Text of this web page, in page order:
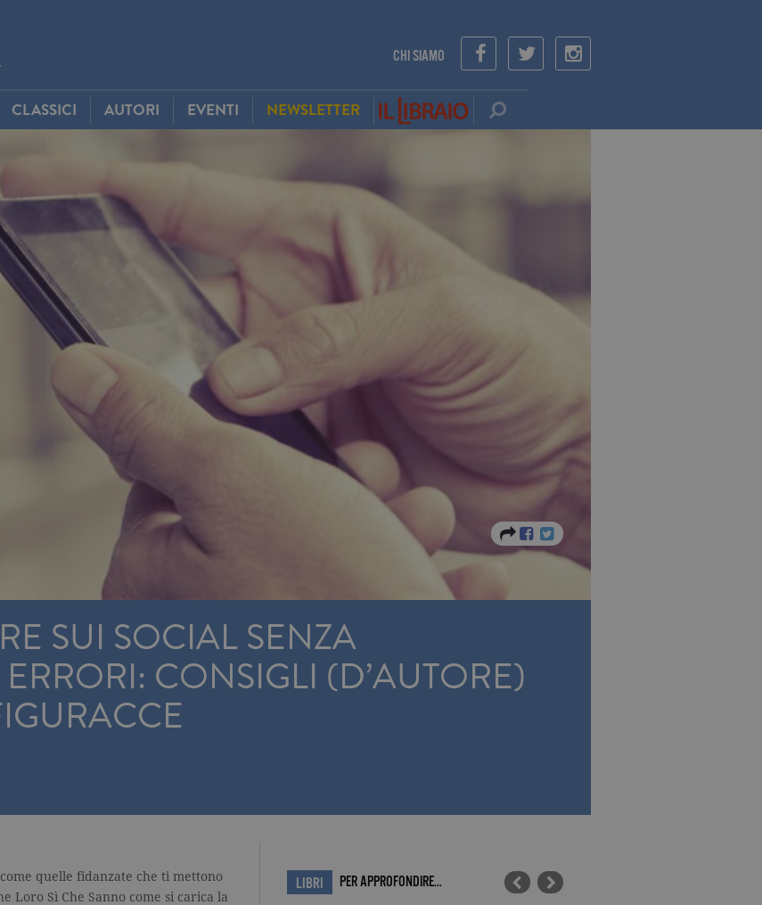
CHI SIAMO
CLASSICI AUTORI EVENTI NEWSLETTER
SUI SOCIAL SENZA
CONSIGLI (D’AUTORE)
quelle fidanzate che ti mettono
Loro Sì Che Sanno come si carica la
LIBRI PER APPROFONDIRE…